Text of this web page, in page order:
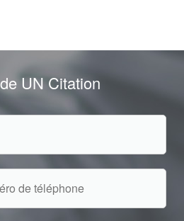
UN Citation